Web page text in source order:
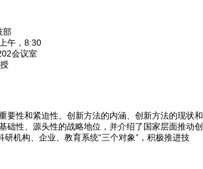
部
午，8:30
会议室
要性和紧迫性、创新方法的内涵、创新方法的现状和
础性、源头性的战略地位，并介绍了国家层面推动创
机构、企业、教育系统“三个对象”，积极推进技